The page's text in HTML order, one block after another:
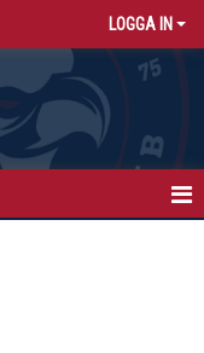
LOGGA IN